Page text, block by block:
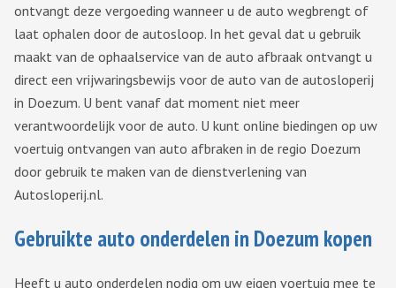
ontvangt deze vergoeding wanneer u de auto wegbrengt of
laat ophalen door de autosloop. In het geval dat u gebruik
maakt van de ophaalservice van de auto afbraak ontvangt u
direct een vrijwaringsbewijs voor de auto van de autosloperij
in Doezum. U bent vanaf dat moment niet meer
verantwoordelijk voor de auto. U kunt online biedingen op uw
voertuig ontvangen van auto afbraken in de regio Doezum
door gebruik te maken van de dienstverlening van
Autosloperij.nl.
Gebruikte auto onderdelen in Doezum kopen
Heeft u auto onderdelen nodig om uw eigen voertuig mee te